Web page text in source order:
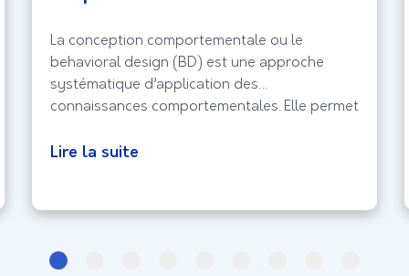
La conception comportementale ou le
behavioral design (BD) est une approche
systématique d’application des
connaissances comportementales. Elle permet
centrée sur le comportement humain. Les
analyser le comportement des internautes et
Le design comportemental,
Lire la suite